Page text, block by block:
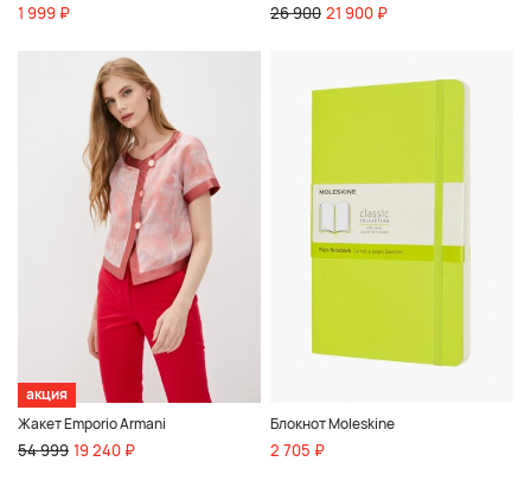
1 999 ₽ 26 900 21 900 ₽
акция
Жакет Emporio Armani
54 999 19 240 ₽
Блокнот Moleskine
2 705 ₽